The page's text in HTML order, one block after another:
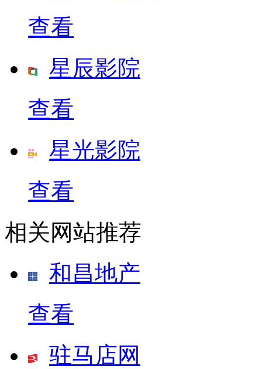
查看
星辰影院
查看
星光影院
查看
相关网站推荐
和昌地产
查看
驻马店网